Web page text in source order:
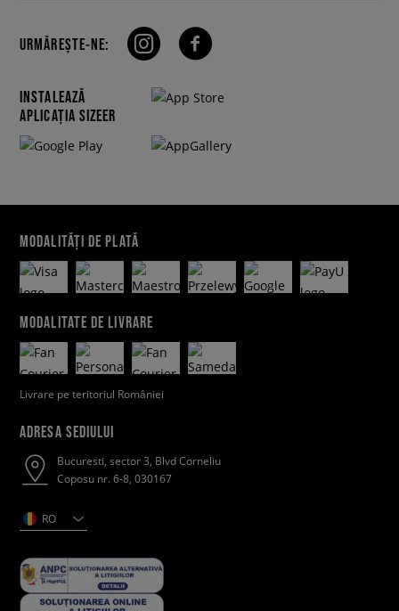
URMĂREȘTE-NE:
INSTALEAZĂ
APLICAȚIA SIZEER
MODALITĂȚI DE PLATĂ
MODALITATE DE LIVRARE
Livrare pe teritoriul României
ADRESA SEDIULUI
Bucuresti, sector 3, Blvd Corneliu
Coposu nr. 6-8, 030167
RO